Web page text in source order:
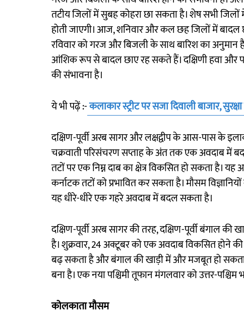
तटीय जिलों में सुबह कोहरा छा सकता है। शेष सभी जिलों
होती जाएगी। आज, शनिवार और कल छह जिलों में बादल
रविवार को गरज और बिजली के साथ बारिश का अनुमान
आंशिक रूप से बादल छाए रह सकते हैं। दक्षिणी हवा और
की संभावना है।
ये भी पढ़ें :-कलाकार स्ट्रीट पर सजा दिवाली बाजार,
दक्षिण-पूर्वी अरब सागर और लक्षद्वीप के आस-पास के
चक्रवाती परिसंचरण सप्ताह के अंत तक एक अवदाब में
तटों पर एक निम्न दाब का क्षेत्र विकसित हो सकता है।
कर्नाटक तटों को प्रभावित कर सकता है। मौसम
यह धीरे-धीरे एक गहरे अवदाब में बदल सकता है।
दक्षिण-पूर्वी अरब सागर की तरह, दक्षिण-पूर्वी बंगाल
है। शुक्रवार, 24 अक्टूबर को एक अवदाब विकसित होने
बढ़ सकता है और बंगाल की खाड़ी में और मजबूत हो
बना है। एक नया पश्चिमी तूफान मंगलवार को उत्तर-पश्चिम
कोलकाता मौसम